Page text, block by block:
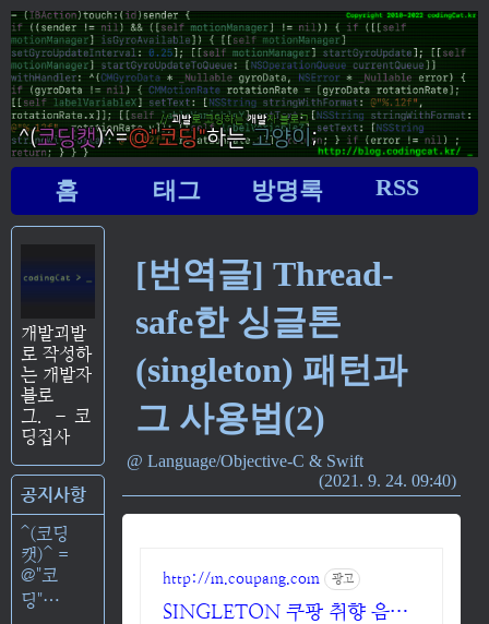
홈 태그 방명록 RSS
개발괴발
로 작성하
는 개발자
블로
그.
– 코
딩집사
공지사항
^(코딩
캣)^ =
@"코
딩"⋯
[번역글] Thread-
safe한 싱글톤
(singleton) 패턴과
그 사용법(2)
Language/Objective-C & Swift
2021. 9. 24. 09:40
http://m.coupang.com 광고
SINGLETON 쿠팡 취향 음악